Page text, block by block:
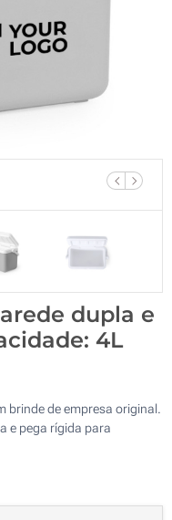
dupla e
4L
brinde de empresa original.
e pega rígida para